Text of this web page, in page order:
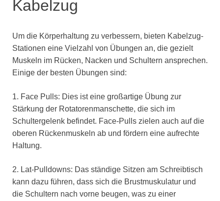
Kabelzug
Um die Körperhaltung zu verbessern, bieten Kabelzug-
Stationen eine Vielzahl von Übungen an, die gezielt
Muskeln im Rücken, Nacken und Schultern ansprechen.
Einige der besten Übungen sind:
1. Face Pulls: Dies ist eine großartige Übung zur
Stärkung der Rotatorenmanschette, die sich im
Schultergelenk befindet. Face-Pulls zielen auch auf die
oberen Rückenmuskeln ab und fördern eine aufrechte
Haltung.
2. Lat-Pulldowns: Das ständige Sitzen am Schreibtisch
kann dazu führen, dass sich die Brustmuskulatur und
die Schultern nach vorne beugen, was zu einer